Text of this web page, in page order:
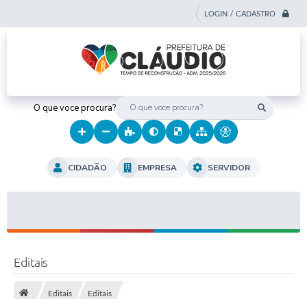
LOGIN / CADASTRO
O que voce procura?
CIDADÃO EMPRESA SERVIDOR
Editais
Editais Editais